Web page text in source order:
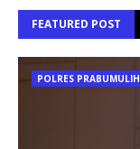
FEATURED POST
POLRES PRABUMULIH